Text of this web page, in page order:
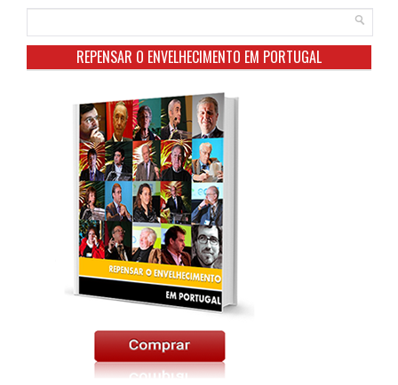
REPENSAR O ENVELHECIMENTO EM PORTUGAL